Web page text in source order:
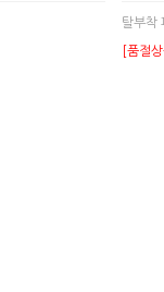
탈부착
[품절상